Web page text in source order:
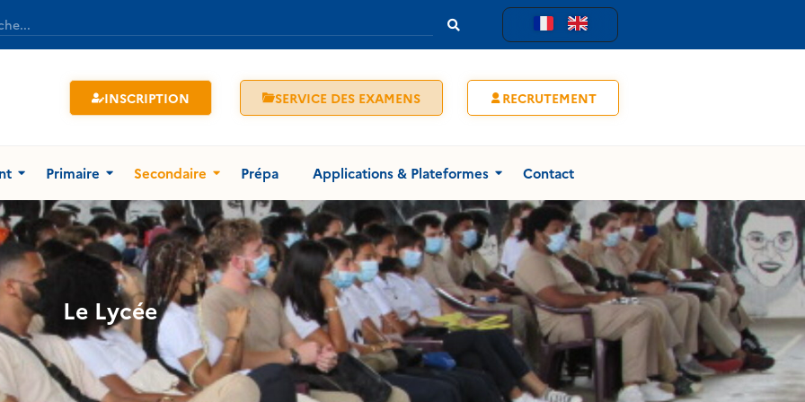
INSCRIPTION SERVICE DES EXAMENS RECRUTEMENT
Primaire Secondaire Prépa Applications & Plateformes Contact
Le Lycée